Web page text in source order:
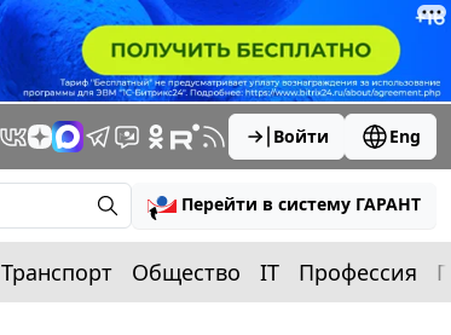
Войти Eng
Перейти в систему ГАРАНТ
Транспорт Общество IT Профессия